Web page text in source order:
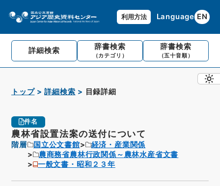
利用方法 Language EN
詳細検索 辞書検索
（カテゴリ）
辞書検索
（五十音順）
トップ 詳細検索 目録詳細
件名
農林省設置法案の送付について
階層 国立公文書館
経済・産業関係
農商務省農林行政関係～農林水産省文書
一般文書・昭和２３年